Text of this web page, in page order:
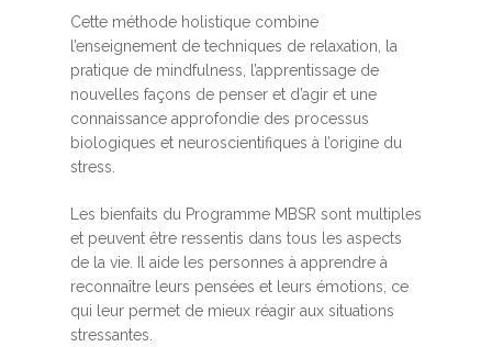
Cette méthode holistique combine
l’enseignement de techniques de relaxation, la
pratique de mindfulness, l’apprentissage de
nouvelles façons de penser et d’agir et une
connaissance approfondie des processus
biologiques et neuroscientifiques à l’origine du
stress.
Les bienfaits du Programme MBSR sont multiples
et peuvent être ressentis dans tous les aspects
de la vie. Il aide les personnes à apprendre à
reconnaître leurs pensées et leurs émotions, ce
qui leur permet de mieux réagir aux situations
stressantes.